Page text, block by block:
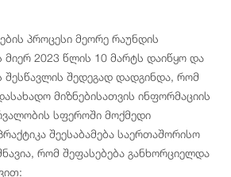
პროცესი მეორე რაუნდის
მიერ 2023 წლის 10 მარტს დაიწყო და
შესწავლის შედეგად დადგინდა, რომ
მიზნებისათვის ინფორმაციის
სფეროში მოქმედი
შეესაბამება საერთაშორისო
რომ შეფასებება განხორციელდა